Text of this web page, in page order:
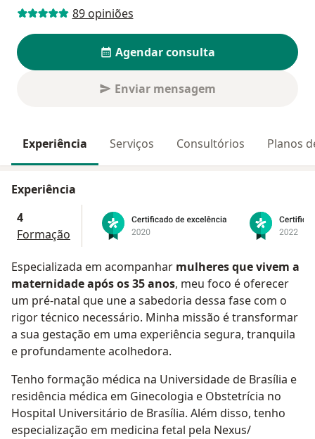
89 opiniões
Agendar consulta
Enviar mensagem
Experiência Serviços Consultórios Planos
Experiência
4
Formação
Especializada em acompanhar mulheres que vivem a
maternidade após os 35 anos, meu foco é oferecer
um pré-natal que une a sabedoria dessa fase com o
rigor técnico necessário. Minha missão é transformar
a sua gestação em uma experiência segura, tranquila
e profundamente acolhedora.
Tenho formação médica na Universidade de Brasília e
residência médica em Ginecologia e Obstetrícia no
Hospital Universitário de Brasília. Além disso, tenho
especialização em medicina fetal pela Nexus/